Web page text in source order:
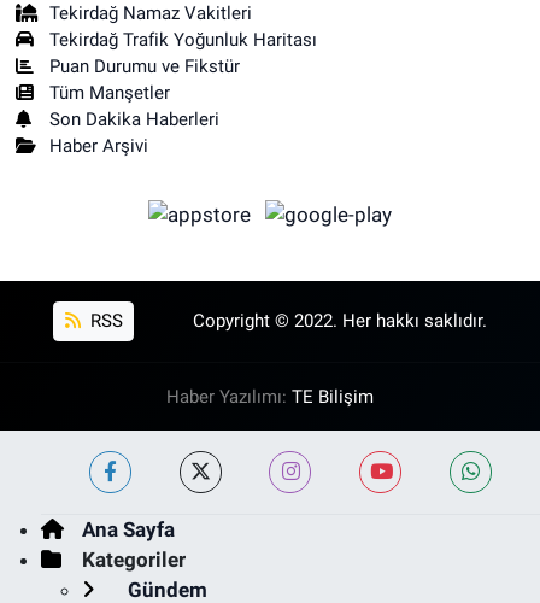
Tekirdağ Namaz Vakitleri
Tekirdağ Trafik Yoğunluk Haritası
Puan Durumu ve Fikstür
Tüm Manşetler
Son Dakika Haberleri
Haber Arşivi
RSS Copyright © 2022. Her hakkı saklıdır.
Haber Yazılımı: TE Bilişim
Ana Sayfa
Kategoriler
Gündem